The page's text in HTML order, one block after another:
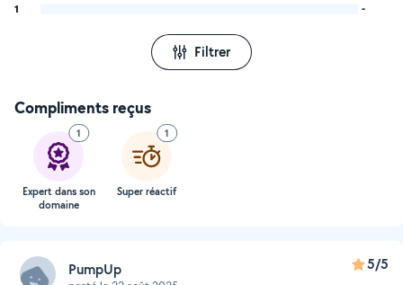
1
-
Filtrer
Compliments reçus
1
Expert dans son
domaine
1
Super réactif
PumpUp 5/5